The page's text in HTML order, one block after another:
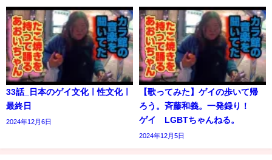
33話_日本のゲイ文化ㅣ性文化ㅣ
最終日
2024年12月6日
【歌ってみた】ゲイの歩いて帰
ろう。斉藤和義。一発録り！
ゲイ LGBTちゃんねる。
2024年12月5日